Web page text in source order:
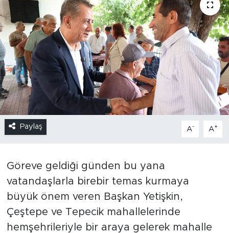
Paylaş A- A+
Göreve geldiği günden bu yana
vatandaşlarla birebir temas kurmaya
büyük önem veren Başkan Yetişkin,
Çeştepe ve Tepecik mahallelerinde
hemşehrileriyle bir araya gelerek mahalle